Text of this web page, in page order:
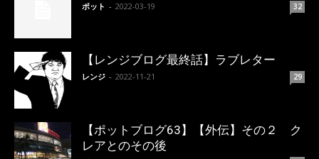
ポット - 2022-03-19 32
【レンジブログ最終話】ラブレター
レンジ - 2022-11-21 29
【ポットブログ63】【外伝】その２ ク
レアとのその後